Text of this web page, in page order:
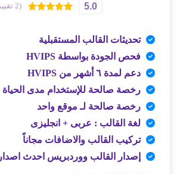
5.0
بناءً على
تقييممن
العملاء
(2 تقييم)
تحديثات القالب المستقبلية
فحص الجودة بواسطة HVIPS
دعم لمدة ٦ أشهر من HVIPS
رخصة صالحة للإستخدام مدى الحياة
رخصة صالحة لـ موقع واحد
لغة القالب : عربى + انجليزى
تركيب القالب والاضافات مجاناً
إصدار القالب ووردبريس احدث اصدار